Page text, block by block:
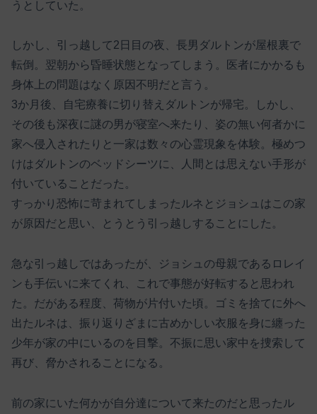
うとしていた。
しかし、引っ越して2日目の夜、長男ダルトンが屋根裏で
転倒。翌朝から昏睡状態となってしまう。医者にかかるも
身体上の問題はなく原因不明だと言う。
3か月後、自宅療養に切り替えダルトンが帰宅。しかし、
その後も深夜に謎の男が寝室へ来たり、姿の無い何者かに
家へ侵入されたりと一家は数々の心霊現象を体験。極めつ
けはダルトンのベッドシーツに、人間とは思えない手形が
付いていることだった。
すっかり恐怖に苛まれてしまったルネとジョシュはこの家
が原因だと思い、とうとう引っ越しすることにした。
急な引っ越しではあったが、ジョシュの母親であるロレイ
ンも手伝いに来てくれ、これで事態が好転すると思われ
た。だがある程度、荷物が片付いた頃。ゴミを捨てに外へ
出たルネは、振り返りざまに古めかしい衣服を身に纏った
少年が家の中にいるのを目撃。不振に思い家中を捜索して
再び、脅かされることになる。
前の家にいた何かが自分達について来たのだと思ったル